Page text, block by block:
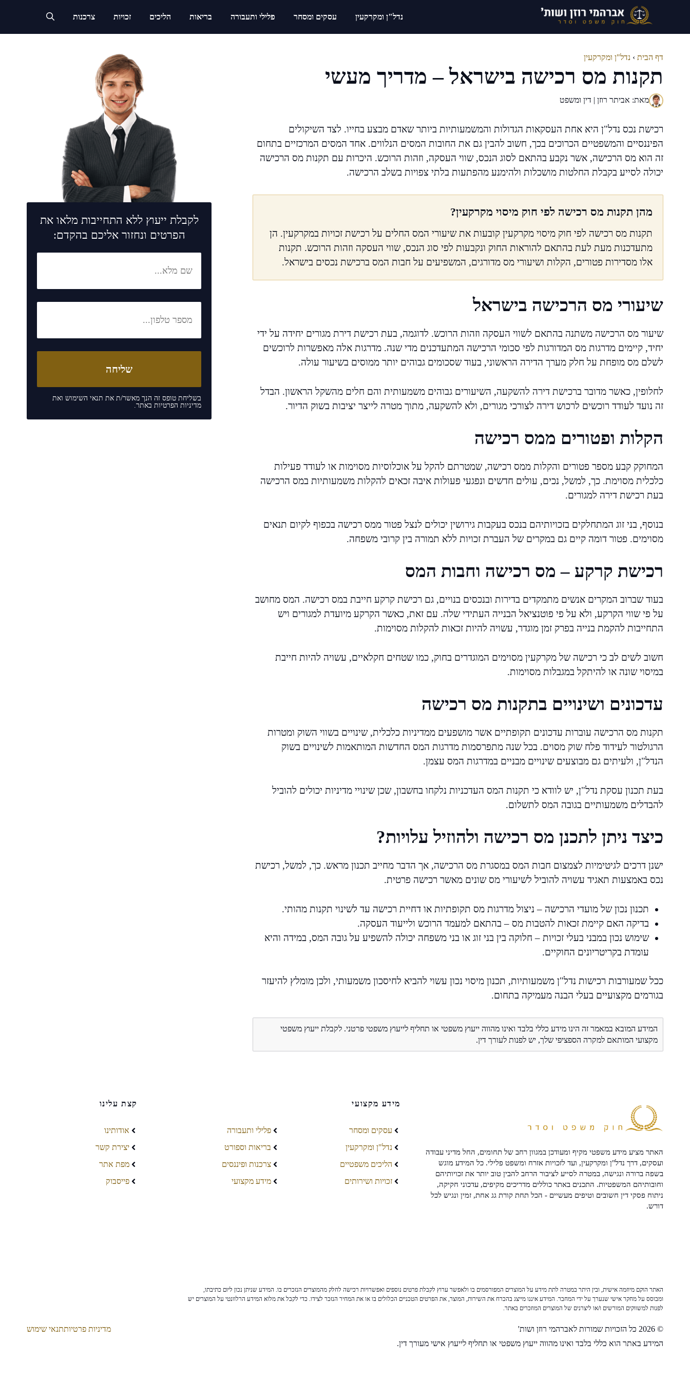
נדל"ן ומקרקעין עסקים ומסחר פלילי ותעבורה בריאות הליכים זכויות צרכנות
דף הבית › נדל"ן ומקרקעין
תקנות מס רכישה בישראל – מדריך מעשי
מאת: אביתר רוזן | דין ומשפט
רכישת נכס נדל"ן היא אחת העסקאות הגדולות והמשמעותיות ביותר שאדם מבצע בחייו. לצד השיקולים
הפיננסיים והמשפטיים הכרוכים בכך, חשוב להבין גם את החובות המסים הנלווים. אחד המסים המרכזיים בתחום
זה הוא מס הרכישה, אשר נקבע בהתאם לסוג הנכס, שווי העסקה, וזהות הרוכש. היכרות עם תקנות מס הרכישה
יכולה לסייע בקבלת החלטות מושכלות ולהימנע מהפתעות בלתי צפויות בשלב הרכישה.
מהן תקנות מס רכישה לפי חוק מיסוי מקרקעין?
תקנות מס רכישה לפי חוק מיסוי מקרקעין קובעות את שיעורי המס החלים על רכישת זכויות במקרקעין. הן
מתעדכנות מעת לעת בהתאם להוראות החוק ונקבעות לפי סוג הנכס, שווי העסקה וזהות הרוכש. תקנות
אלו מסדירות פטורים, הקלות ושיעורי מס מדורגים, המשפיעים על חבות המס ברכישת נכסים בישראל.
שיעורי מס הרכישה בישראל
שיעור מס הרכישה משתנה בהתאם לשווי העסקה וזהות הרוכש. לדוגמה, בעת רכישת דירת מגורים יחידה על ידי
יחיד, קיימים מדרגות מס המדורגות לפי סכומי הרכישה המתעדכנים מדי שנה. מדרגות אלה מאפשרות לרוכשים
לשלם מס מופחת על חלק מערך הדירה הראשוני, בעוד שסכומים גבוהים יותר ממוסים בשיעור עולה.
לחלופין, כאשר מדובר ברכישת דירה להשקעה, השיעורים גבוהים משמעותית והם חלים מהשקל הראשון. הבדל
זה נועד לעודד רוכשים לרכוש דירה לצורכי מגורים, ולא להשקעה, מתוך מטרה לייצר יציבות בשוק הדיור.
הקלות ופטורים ממס רכישה
המחוקק קבע מספר פטורים והקלות ממס רכישה, שמטרתם להקל על אוכלוסיות מסוימות או לעודד פעילות
כלכלית מסוימת. כך, למשל, נכים, עולים חדשים ונפגעי פעולות איבה זכאים להקלות משמעותיות במס הרכישה
בעת רכישת דירה למגורים.
בנוסף, בני זוג המתחלקים בזכויותיהם בנכס בעקבות גירושין יכולים לנצל פטור ממס רכישה בכפוף לקיום תנאים
מסוימים. פטור דומה קיים גם במקרים של העברת זכויות ללא תמורה בין קרובי משפחה.
רכישת קרקע – מס רכישה וחבות המס
בעוד שברוב המקרים אנשים מתמקדים בדירות ובנכסים בנויים, גם רכישת קרקע חייבת במס רכישה. המס מחושב
על פי שווי הקרקע, ולא על פי פוטנציאל הבנייה העתידי שלה. עם זאת, כאשר הקרקע מיועדת למגורים ויש
התחייבות להקמת בנייה בפרק זמן מוגדר, עשויה להיות זכאות להקלות מסוימות.
חשוב לשים לב כי רכישה של מקרקעין מסוימים המוגדרים בחוק, כמו שטחים חקלאיים, עשויה להיות חייבת
במיסוי שונה או להיתקל במגבלות מסוימות.
עדכונים ושינויים בתקנות מס רכישה
תקנות מס הרכישה עוברות עדכונים תקופתיים אשר מושפעים ממדיניות כלכלית, שינויים בשווי השוק ומטרות
הרגולטור לעידוד פלח שוק מסוים. בכל שנה מתפרסמות מדרגות המס החדשות המותאמות לשינויים בשוק
הנדל"ן, ולעיתים גם מבוצעים שינויים מבניים במדרגות המס עצמן.
בעת תכנון עסקת נדל"ן, יש לוודא כי תקנות המס העדכניות נלקחו בחשבון, שכן שינויי מדיניות יכולים להוביל
להבדלים משמעותיים בגובה המס לתשלום.
כיצד ניתן לתכנן מס רכישה ולהוזיל עלויות?
ישנן דרכים לגיטימיות לצמצום חבות המס במסגרת מס הרכישה, אך הדבר מחייב תכנון מראש. כך, למשל, רכישת
נכס באמצעות תאגיד עשויה להוביל לשיעורי מס שונים מאשר רכישה פרטית.
תכנון נכון של מועדי הרכישה – ניצול מדרגות מס תקופתיות או דחיית רכישה עד לשינוי תקנות מהותי.
בדיקה האם קיימת זכאות להטבות מס – בהתאם למעמד הרוכש ולייעוד העסקה.
שימוש נכון במבני בעלי זכויות – חלוקה בין בני זוג או בני משפחה יכולה להשפיע על גובה המס, במידה והיא
עומדת בקריטריונים החוקיים.
ככל שמעורבות רכישות נדל"ן משמעותיות, תכנון מיסוי נכון עשוי להביא לחיסכון משמעותי, ולכן מומלץ להיעזר
בגורמים מקצועיים בעלי הבנה מעמיקה בתחום.
המידע המובא במאמר זה הינו מידע כללי בלבד ואינו מהווה ייעוץ משפטי או תחליף לייעוץ משפטי פרטני. לקבלת ייעוץ משפטי
מקצועי המותאם למקרה הספציפי שלך, יש לפנות לעורך דין.
לקבלת ייעוץ ללא התחייבות מלאו את
הפרטים ונחזור אליכם בהקדם:
בשליחת טופס זה הנך מאשר/ת את תנאי השימושואת
מדיניות הפרטיותבאתר.
האתר מציע מידע משפטי מקיף ומעודכן במגוון רחב של תחומים, החל מדיני עבודה
ועסקים, דרך נדל"ן ומקרקעין, ועד לזכויות אזרח ומשפט פלילי. כל המידע מוגש
בשפה ברורה ונגישה, במטרה לסייע לציבור הרחב להבין טוב יותר את זכויותיהם
וחובותיהם המשפטיות. התכנים באתר כוללים מדריכים מקיפים, עדכוני חקיקה,
ניתוח פסקי דין חשובים וטיפים מעשיים - הכל תחת קורת גג אחת, זמין ונגיש לכל
דורש.
מידע מקצועי
עסקים ומסחר
נדל"ן ומקרקעין
הליכים משפטיים
זכויות ושירותים
פלילי ותעבורה
בריאות וספורט
צרכנות ופיננסים
מידע מקצועי
קצת עלינו
אודותינו
יצירת קשר
מפת אתר
פייסבוק
האתר הוקם מיוזמה אישית, ובין היתר במטרה לתת מידע על המוצרים המפורסמים בו ולאפשר ערוץ לקבלת פרטים נוספים ואפשרויות רכישה לחלק מהמוצרים הנזכרים בו. המידע שניתן נכון ליום כתיבתו,
ומבוסס על מחקר אישי שנערך על ידי המחבר. המידע איננו מייצג בהכרח את השירות, המוצר, את הפרטים הטכניים הכלולים בו או את המחיר הנזכר לצידו. כדי לקבל את מלוא המידע הרלוונטי על המוצרים יש
לפנות למשווקים המורשים ו/או ליצרנים של המוצרים המוזכרים באתר.
© 2026 כל הזכויות שמורות לאברהמי רוזן ושות'
המידע באתר הוא כללי בלבד ואינו מהווה ייעוץ משפטי או תחליף לייעוץ אישי מעורך דין.
מדיניות פרטיותתנאי שימוש